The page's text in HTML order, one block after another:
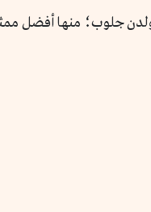
جلوب؛ منها أفضل